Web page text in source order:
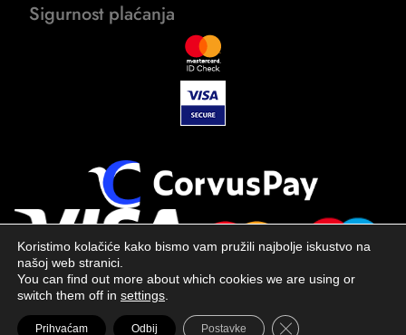
Sigurnost plaćanja
Koristimo kolačiće kako bismo vam pružili najbolje iskustvo na
našoj web stranici.
You can find out more about which cookies we are using or
switch them off in settings
Prihvaćam Odbij Postavke Close GDPR Cookie